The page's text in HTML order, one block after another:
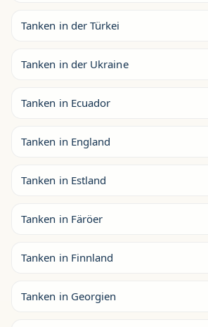
Tanken in der Türkei
Tanken in der Ukraine
Tanken in Ecuador
Tanken in England
Tanken in Estland
Tanken in Färöer
Tanken in Finnland
Tanken in Georgien